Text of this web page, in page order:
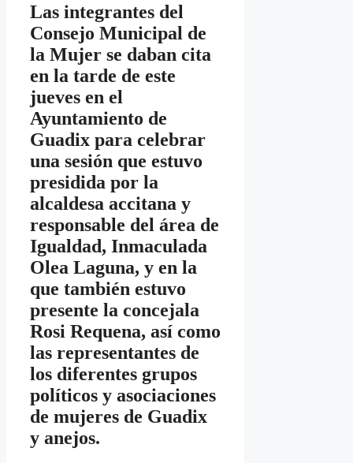
Las integrantes del
Consejo Municipal de
la Mujer se daban cita
en la tarde de este
jueves en el
Ayuntamiento de
Guadix para celebrar
una sesión que estuvo
presidida por la
alcaldesa accitana y
responsable del área de
Igualdad, Inmaculada
Olea Laguna, y en la
que también estuvo
presente la concejala
Rosi Requena, así como
las representantes de
los diferentes grupos
políticos y asociaciones
de mujeres de Guadix
y anejos.